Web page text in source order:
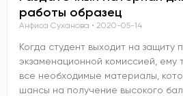
работы образец
Анфиса Суханова 2020-05-14
Когда студент выходит на защиту
экзаменационной комиссией, ему
все необходимые материалы,
шансы на получение высокого